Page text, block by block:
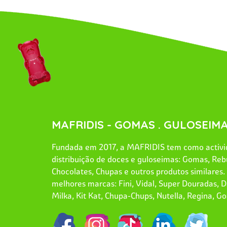
MAFRIDIS - GOMAS .
Fundada em 2017, a MAFRIDIS tem como
distribuição de doces e guloseimas: Gomas,
Chocolates, Chupas e outros produtos
melhores marcas: Fini, Vidal, Super Douradas,
Milka, Kit Kat, Chupa-Chups, Nutella, Regina,